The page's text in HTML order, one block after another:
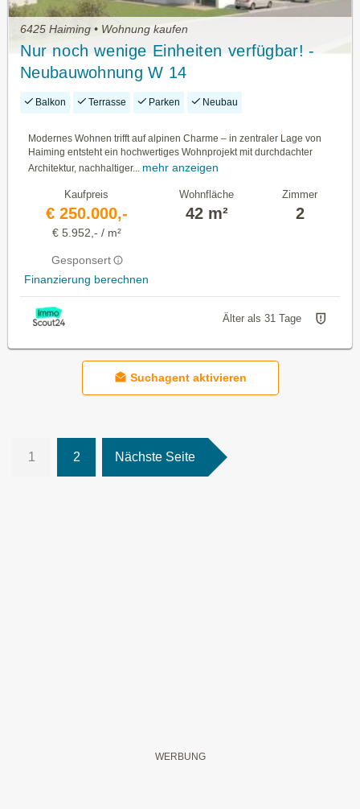
6425 Haiming • Wohnung kaufen
Nur noch wenige Einheiten verfügbar! -
Neubauwohnung W 14
Balkon Terrasse Parken Neubau
Modernes Wohnen trifft auf alpinen Charme – in zentraler Lage von
Haiming entsteht ein hochwertiges Wohnprojekt mit durchdachter
Architektur, nachhaltiger...
mehr anzeigen
Kaufpreis
€ 250.000,-
€ 5.952,- / m²
Gesponsert
Finanzierung berechnen
Wohnfläche
42 m²
Zimmer
2
Älter als 31 Tage
Suchagent aktivieren
1 2 Nächste Seite